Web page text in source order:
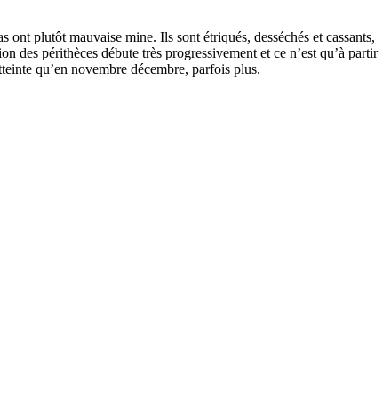
plutôt mauvaise mine. Ils sont étriqués, desséchés et cassants,
des périthèces débute très progressivement et ce n’est qu’à partir
qu’en novembre décembre, parfois plus.